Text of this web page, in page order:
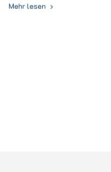
Mehr lesen